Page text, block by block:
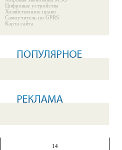
Цифровые устройства
Хозяйственное право
Самоучитель по GPRS
Карта сайта
14